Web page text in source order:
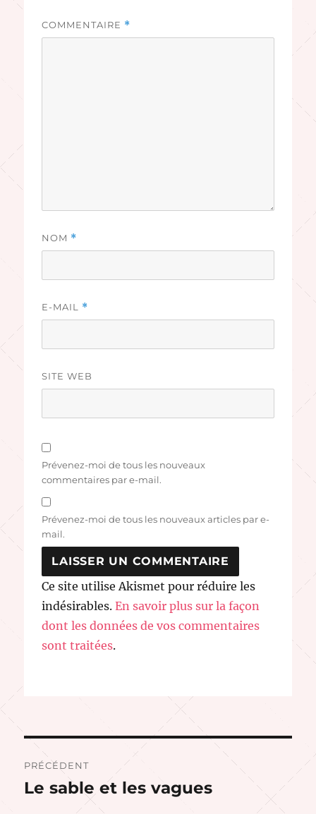
COMMENTAIRE *
NOM *
E-MAIL *
SITE WEB
Prévenez-moi de tous les nouveaux
commentaires par e-mail.
Prévenez-moi de tous les nouveaux articles par e-
mail.
Ce site utilise Akismet pour réduire les
indésirables.En savoir plus sur la façon
dont les données de vos commentaires
sont traitées.
Navigation
de
PRÉCÉDENT
Publication
précédente :
Le sable et les vagues